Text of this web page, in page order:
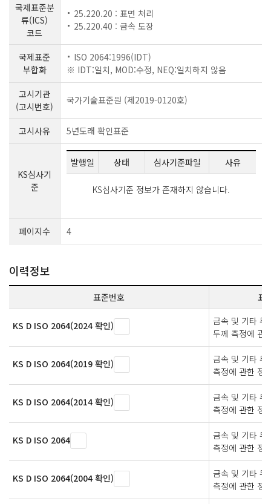
국제표준분
류(ICS)
코드
25.220.20 : 표면 처리
25.220.40 : 금속 도장
국제표준
부합화
ISO 2064:1996(IDT)
※ IDT:일치, MOD:수정, NEQ:일치하지 않음
고시기관
(고시번호)
국가기술표준원 (제2019-0120호)
고시사유 5년도래 확인표준
KS심사기
준
발행일 상태 심사기준파일 사유
KS심사기준 정보가 존재하지 않습니다.
페이지수 4
이력정보
표준번호 표
KS D ISO 2064(2024 확인)
금속 및 기타 무
두께 측정에 관
KS D ISO 2064(2019 확인)
금속 및 기타 무
측정에 관한 정
KS D ISO 2064(2014 확인)
금속 및 기타 무
측정에 관한 정
KS D ISO 2064
금속 및 기타 무
측정에 관한 정
KS D ISO 2064(2004 확인)
금속 및 기타 무
측정에 관한 정